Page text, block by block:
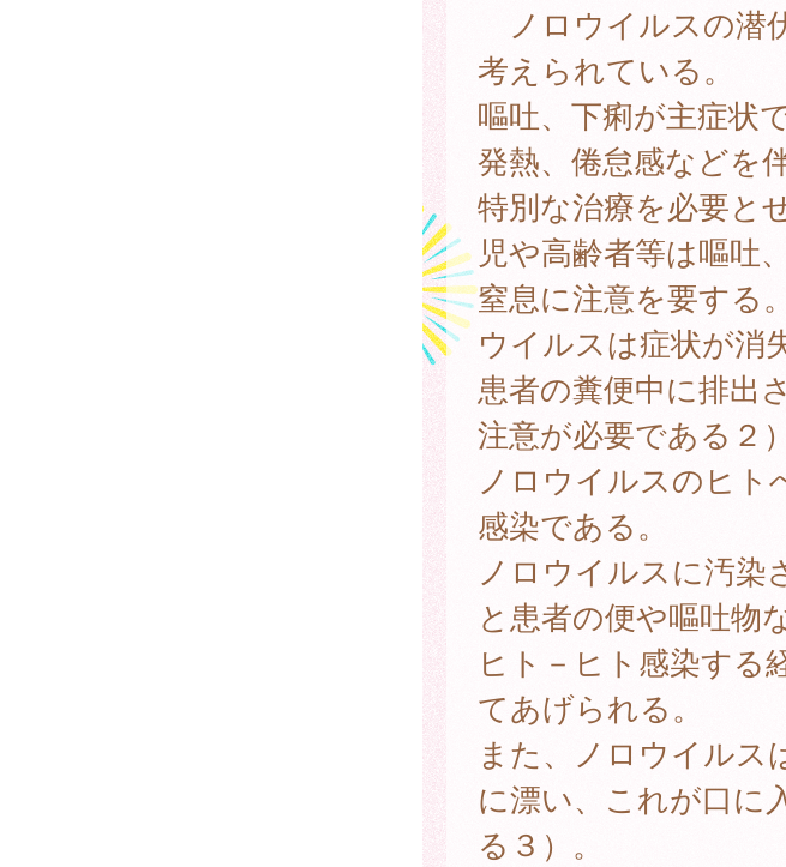
ノロウイルスの潜
考えられている。
嘔吐、下痢が主症状
発熱、倦怠感などを
特別な治療を必要と
児や高齢者等は嘔吐
窒息に注意を要する。
ウイルスは症状が消
患者の糞便中に排出
注意が必要である２）
ノロウイルスのヒト
感染である。
ノロウイルスに汚染
と患者の便や嘔吐物
ヒト－ヒト感染する
てあげられる。
また、ノロウイルス
に漂い、これが口に
る３）。